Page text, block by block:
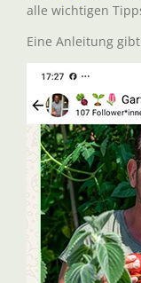
alle wichtigen
Eine Anleitung